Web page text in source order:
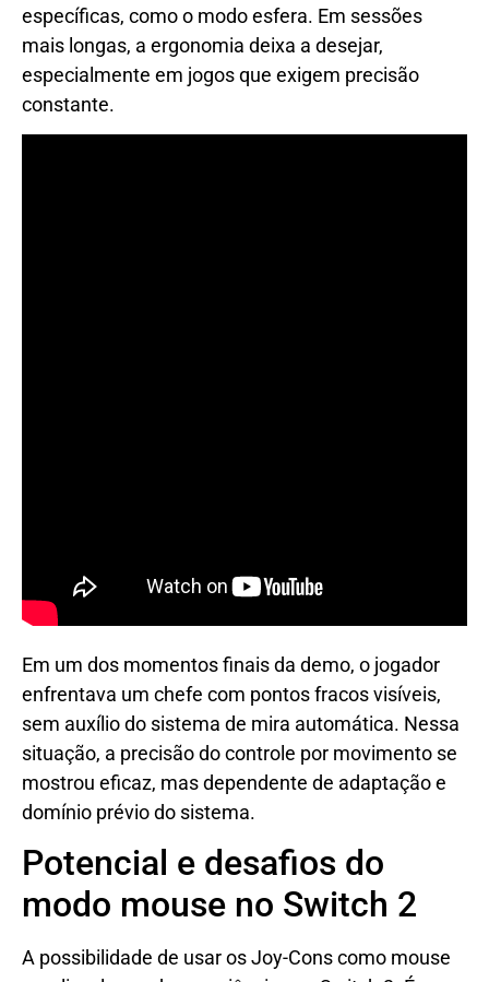
específicas, como o modo esfera. Em sessões
mais longas, a ergonomia deixa a desejar,
especialmente em jogos que exigem precisão
constante.
Em um dos momentos finais da demo, o jogador
enfrentava um chefe com pontos fracos visíveis,
sem auxílio do sistema de mira automática. Nessa
situação, a precisão do controle por movimento se
mostrou eficaz, mas dependente de adaptação e
domínio prévio do sistema.
Potencial e desafios do
modo mouse no Switch 2
A possibilidade de usar os Joy-Cons como mouse